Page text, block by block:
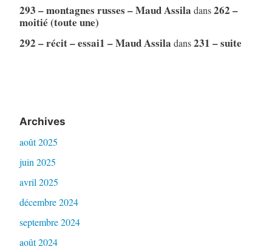
293 – montagnes russes – Maud Assila dans262 –
moitié (toute une)
292 – récit – essai1 – Maud Assila dans231 – suite
Archives
août 2025
juin 2025
avril 2025
décembre 2024
septembre 2024
août 2024